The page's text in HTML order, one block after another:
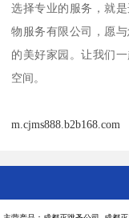
选择专业的服务，就
物服务有限公司，愿
的美好家园。让我们
空间。
m.cjms888.b2b168.com